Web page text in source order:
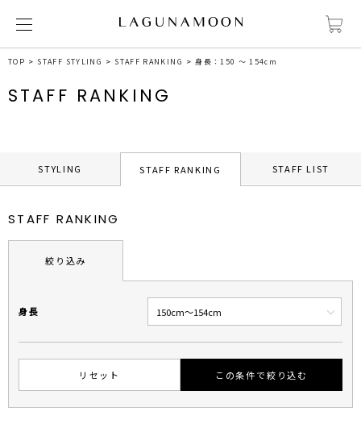
TOP STAFF STYLING STAFF RANKING 身長：150 ～ 154cm
STAFF RANKING
STYLING STAFF RANKING STAFF LIST
STAFF RANKING
絞り込み
身長
リセット この条件で絞り込む